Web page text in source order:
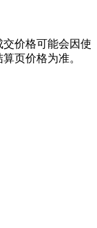
价格可能会因使
页价格为准。